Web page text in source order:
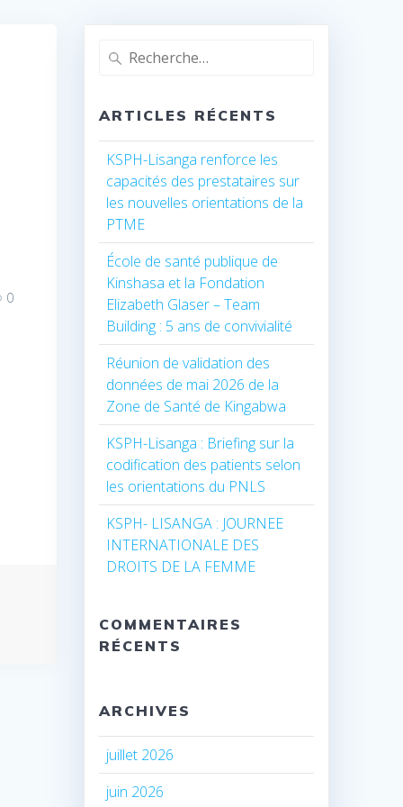
0
Recherche
ARTICLES RÉCENTS
KSPH-Lisanga renforce les
capacités des prestataires sur
les nouvelles orientations de la
PTME
École de santé publique de
Kinshasa et la Fondation
Elizabeth Glaser – Team
Building : 5 ans de convivialité
Réunion de validation des
données de mai 2026 de la
Zone de Santé de Kingabwa
KSPH-Lisanga : Briefing sur la
codification des patients selon
les orientations du PNLS
KSPH- LISANGA : JOURNEE
INTERNATIONALE DES
DROITS DE LA FEMME
COMMENTAIRES
RÉCENTS
ARCHIVES
juillet 2026
juin 2026